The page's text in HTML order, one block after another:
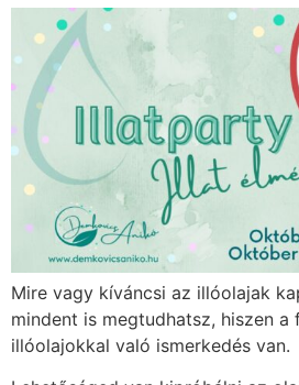
Mire vagy kíváncsi az illóolajak
mindent is megtudhatsz, hiszen a
illóolajokkal való ismerkedés van.